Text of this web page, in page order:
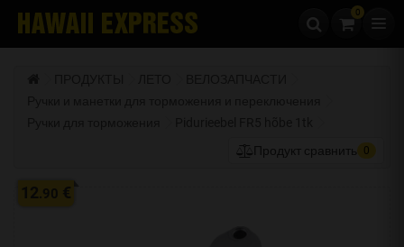
Перейти к содержанию 0
Продукт сравнить
0
12.90 €